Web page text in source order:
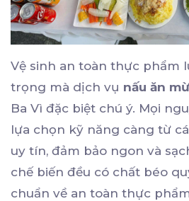
Vệ sinh an toàn thực phẩm
trọng mà dịch vụ nấu ăn
Ba Vì đặc biệt chú ý. Mọi
lựa chọn kỹ năng càng từ
uy tín, đảm bảo ngon và
chế biến đều có chất béo
chuẩn về an toàn thực